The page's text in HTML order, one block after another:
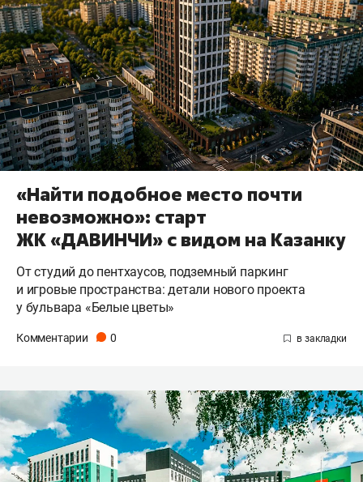
«Найти подобное место почти
невозможно»: старт
ЖК «ДАВИНЧИ» с видом на Казанку
От студий до пентхаусов, подземный паркинг
и игровые пространства: детали нового проекта
у бульвара «Белые цветы»
Комментарии 0